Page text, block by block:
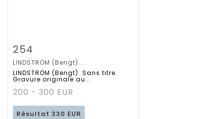
Fiche détaillée
254
LINDSTRÖM (Bengt)....
LINDSTRÖM (Bengt). Sans titre.
Gravure originale au...
200 - 300 EUR
Résultat 330 EUR